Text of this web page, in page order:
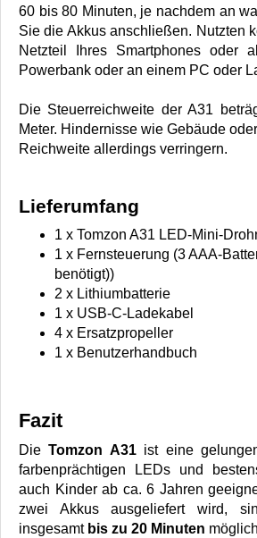
60 bis 80 Minuten, je nachdem an
Sie die Akkus anschließen. Nutzten
Netzteil Ihres Smartphones oder
Powerbank oder an einem PC oder
Die Steuerreichweite der A31
Meter. Hindernisse wie Gebäude
Reichweite allerdings verringern.
Lieferumfang
1 x Tomzon A31 LED-Mini-
1 x Fernsteuerung (3 AAA-
benötigt))
2 x Lithiumbatterie
1 x USB-C-Ladekabel
4 x Ersatzpropeller
1 x Benutzerhandbuch
Fazit
DieTomzon A31ist eine
farbenprächtigen LEDs und
auch Kinder ab ca. 6 Jahren
zwei Akkus ausgeliefert wird,
insgesamt bis zu 20 Minuten